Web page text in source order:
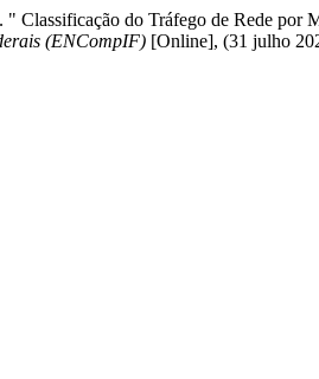
" Classificação do Tráfego de Rede
(ENCompIF) [Online], (31 julho